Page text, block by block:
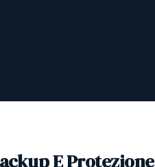
E Protezione